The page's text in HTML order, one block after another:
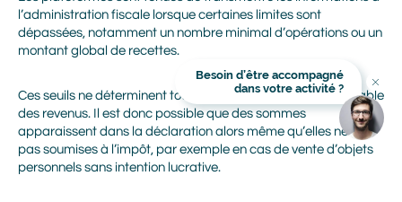
l’administration fiscale lorsque certaines limites sont
dépassées, notamment un nombre minimal d’opérations ou un
montant global de recettes.
Ces seuils ne déterminent toutefois pas le caractère imposable
des revenus. Il est donc possible que des sommes
apparaissent dans la déclaration alors même qu’elles ne sont
pas soumises à l’impôt, par exemple en cas de vente d’objets
personnels sans intention lucrative.
Image
Image
Titre
Besoin d’être accompagné
dans votre activité ?
Adresse mail
En cliquant sur Valider, vous avez lu et accepté la Politique
de protection des données personnelles Alliance Mozaik. Je
communique mes coordonnées afin que Alliance Mozaik
m'informe des produits et services de Alliance Mozaik qui
peuvent me correspondre. Je sais que je peux demander à
Alliance Mozaik de cesser toute communication avec moi à
tout moment. J'accepte de recevoir des messages
personnalisés de marketing via le courrier électronique de la